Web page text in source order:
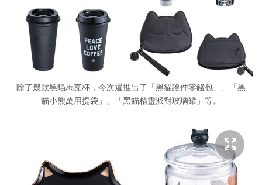
除了幾款黑貓馬克杯，今次還推出了「黑貓證件零錢包」、「黑
貓小熊萬用提袋」、「黑貓精靈派對玻璃罐」等。